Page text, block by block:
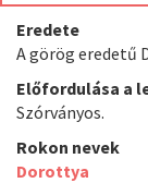
Eredete
A görög eredetű
Előfordulása a
Szórványos.
Rokon nevek
Dorottya